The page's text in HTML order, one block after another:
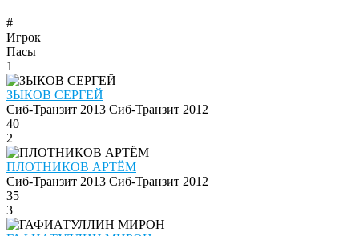
#
Игрок
Пасы
1
ЗЫКОВ СЕРГЕЙ
Сиб-Транзит 2013 Сиб-Транзит 2012
40
2
ПЛОТНИКОВ АРТЁМ
Сиб-Транзит 2013 Сиб-Транзит 2012
35
3